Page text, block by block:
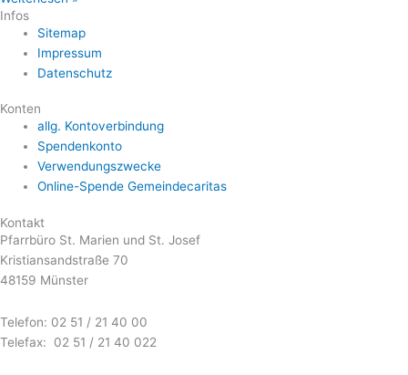
Infos
Sitemap
Impressum
Datenschutz
Konten
allg. Kontoverbindung
Spendenkonto
Verwendungszwecke
Online-Spende Gemeindecaritas
Kontakt
Pfarrbüro St. Marien und St. Josef
Kristiansandstraße 70
48159 Münster
Telefon: 02 51 / 21 40 00
Telefax: 02 51 / 21 40 022